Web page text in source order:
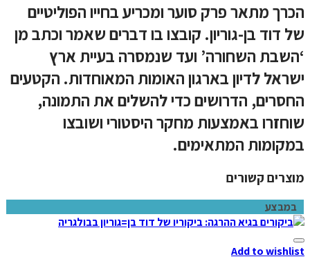
הכרך מתאר פרק סוער ומכריע בחייו הפוליטיים
של דוד בן-גוריון. קובצו בו דברים שאמר וכתב מן
‘השבת השחורה’ ועד שנמסרה בעיית ארץ
ישראל לדיון בארגון האומות המאוחדות. הקטעים
החסרים, הדרושים כדי להשלים את התמונה,
שוחזרו באמצעות מחקר היסטורי ושובצו
במקומות המתאימים.
מוצרים קשורים
במבצע
Add to wishlist